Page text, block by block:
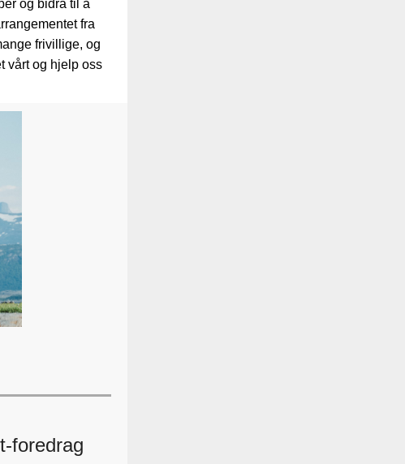
og bidra til å
fra
frivillige, og
vårt og hjelp oss
foredrag